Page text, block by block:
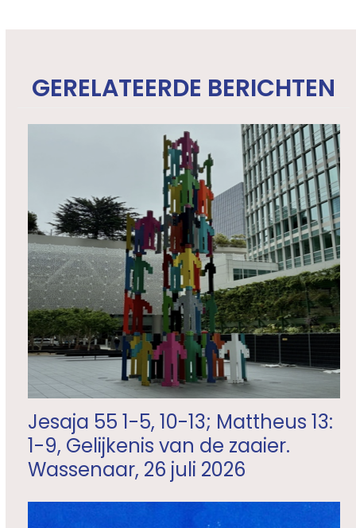
GERELATEERDE BERICHTEN
Jesaja 55 1-5, 10-13; Mattheus 13:
1-9, Gelijkenis van de zaaier.
Wassenaar, 26 juli 2026